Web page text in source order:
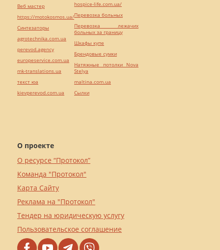
О проекте
О ресурсе “Протокол”
Команда "Протокол"
Карта Сайту
Реклама на "Протокол"
Тендер на юридическую услугу
Пользовательское соглашение
Веб мастер
https://motokosmos.ua/
Синтезаторы
agrotechnika.com.ua
perevod.agency
europeservice.com.ua
mk-translations.ua
текст юа
kievperevod.com.ua
hospice-life.com.ua/
Перевозка больных
Перевозка лежачих
больных за границу
Шкафы купе
Брендовые сумки
Натяжные потолки Nova
Stelya
maltina.com.ua
Cылки